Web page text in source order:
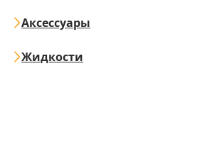
Аксессуары
Жидкости